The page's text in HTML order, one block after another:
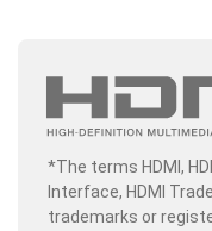
*The terms HDMI,
Interface, HDMI
trademarks or